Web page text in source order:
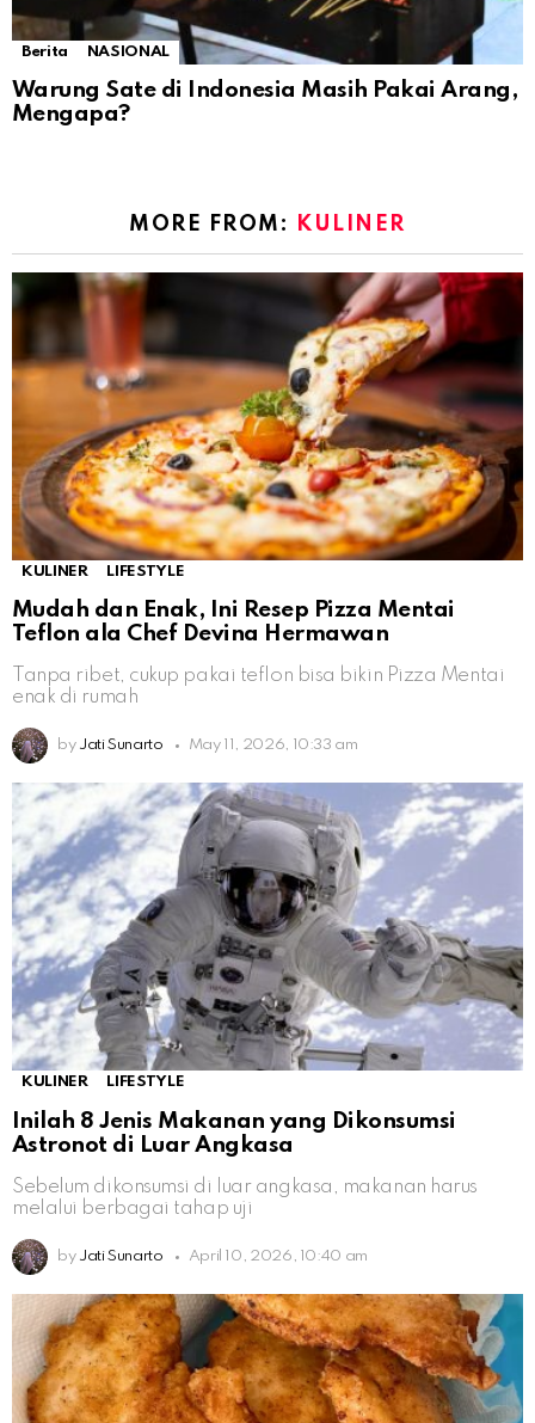
Berita NASIONAL
Warung Sate di Indonesia Masih Pakai Arang,
Mengapa?
MORE FROM: KULINER
KULINER LIFESTYLE
Mudah dan Enak, Ini Resep Pizza Mentai
Teflon ala Chef Devina Hermawan
Tanpa ribet, cukup pakai teflon bisa bikin Pizza Mentai
enak di rumah
by Jati Sunarto May 11, 2026, 10:33 am
KULINER LIFESTYLE
Inilah 8 Jenis Makanan yang Dikonsumsi
Astronot di Luar Angkasa
Sebelum dikonsumsi di luar angkasa, makanan harus
melalui berbagai tahap uji
by Jati Sunarto April 10, 2026, 10:40 am